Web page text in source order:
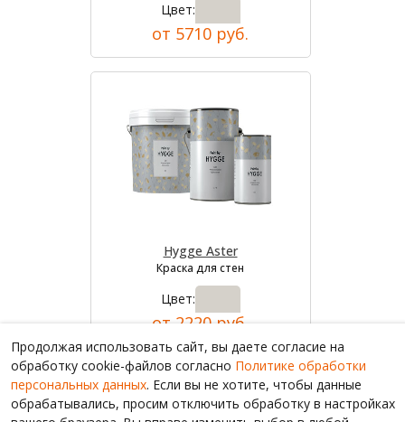
Цвет:
от 5710 руб.
Hygge Aster
Краска для стен
Цвет:
от 2220 руб.
Продолжая использовать сайт, вы даете согласие на
обработку cookie-файлов согласно Политике обработки
персональных данных. Если вы не хотите, чтобы данные
обрабатывались, просим отключить обработку в настройках